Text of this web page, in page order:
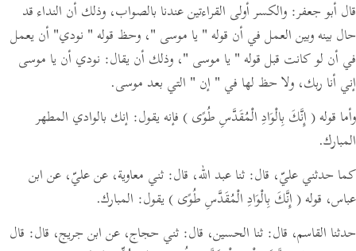
قال أبو جعفر: والكسر أولى القراءتين عندنا بالصواب، وذلك أن النداء قد
حال بينه وبين العمل في أن قوله " يا موسى "، وحظ قوله " نودي" أن يعمل
في أن لو كانت قبل قوله " يا موسى "، وذلك أن يقال: نودي أن يا موسى
إني أنا ربك، ولا حظ لها في " إن " التي بعد موسى.
وأما قوله( إِنَّكَ بِالْوَادِ الْمُقَدَّسِ طُوًى ) فإنه يقول: إنك بالوادي المطهر
المبارك.
كما حدثني عليّ، قال: ثنا عبد الله، قال: ثني معاوية، عن عليّ، عن ابن
عباس، قوله( إِنَّكَ بِالْوَادِ الْمُقَدَّسِ طُوًى ) يقول: المبارك.
حدثنا القاسم، قال: ثنا الحسين، قال: ثني حجاج، عن ابن جريج، قال: قال